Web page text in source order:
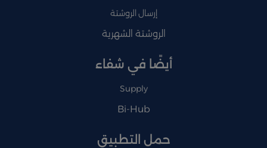
إرسال الروشتة
الروشتة الشهرية
أيضًا في شفاء
Supply
Bi-Hub
حمل التطبيق